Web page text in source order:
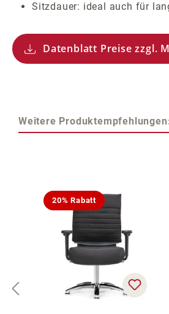
Sitzdauer: ideal auch für
Datenblatt Preise zzgl.
Weitere
20% Rabatt